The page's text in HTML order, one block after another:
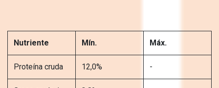
Nutriente Mín. Máx.
Proteína cruda 12,0% -